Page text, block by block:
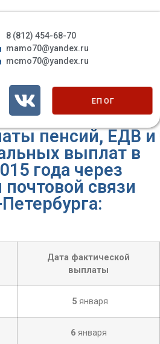
8 (812) 454-68-70
mamo70@yandex.ru
mcmo70@yandex.ru
ЕП ОГ
пенсий, ЕДВ и
выплат в
года через
связи
Дата фактической
выплаты
5января
6 января